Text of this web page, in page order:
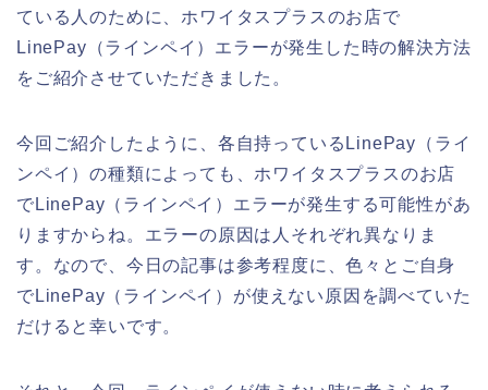
ている人のために、ホワイタスプラスのお店で
LinePay（ラインペイ）エラーが発生した時の解決方法
をご紹介させていただきました。
今回ご紹介したように、各自持っているLinePay（ライ
ンペイ）の種類によっても、ホワイタスプラスのお店
でLinePay（ラインペイ）エラーが発生する可能性があ
りますからね。エラーの原因は人それぞれ異なりま
す。なので、今日の記事は参考程度に、色々とご自身
でLinePay（ラインペイ）が使えない原因を調べていた
だけると幸いです。